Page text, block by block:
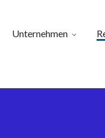
Unternehmen